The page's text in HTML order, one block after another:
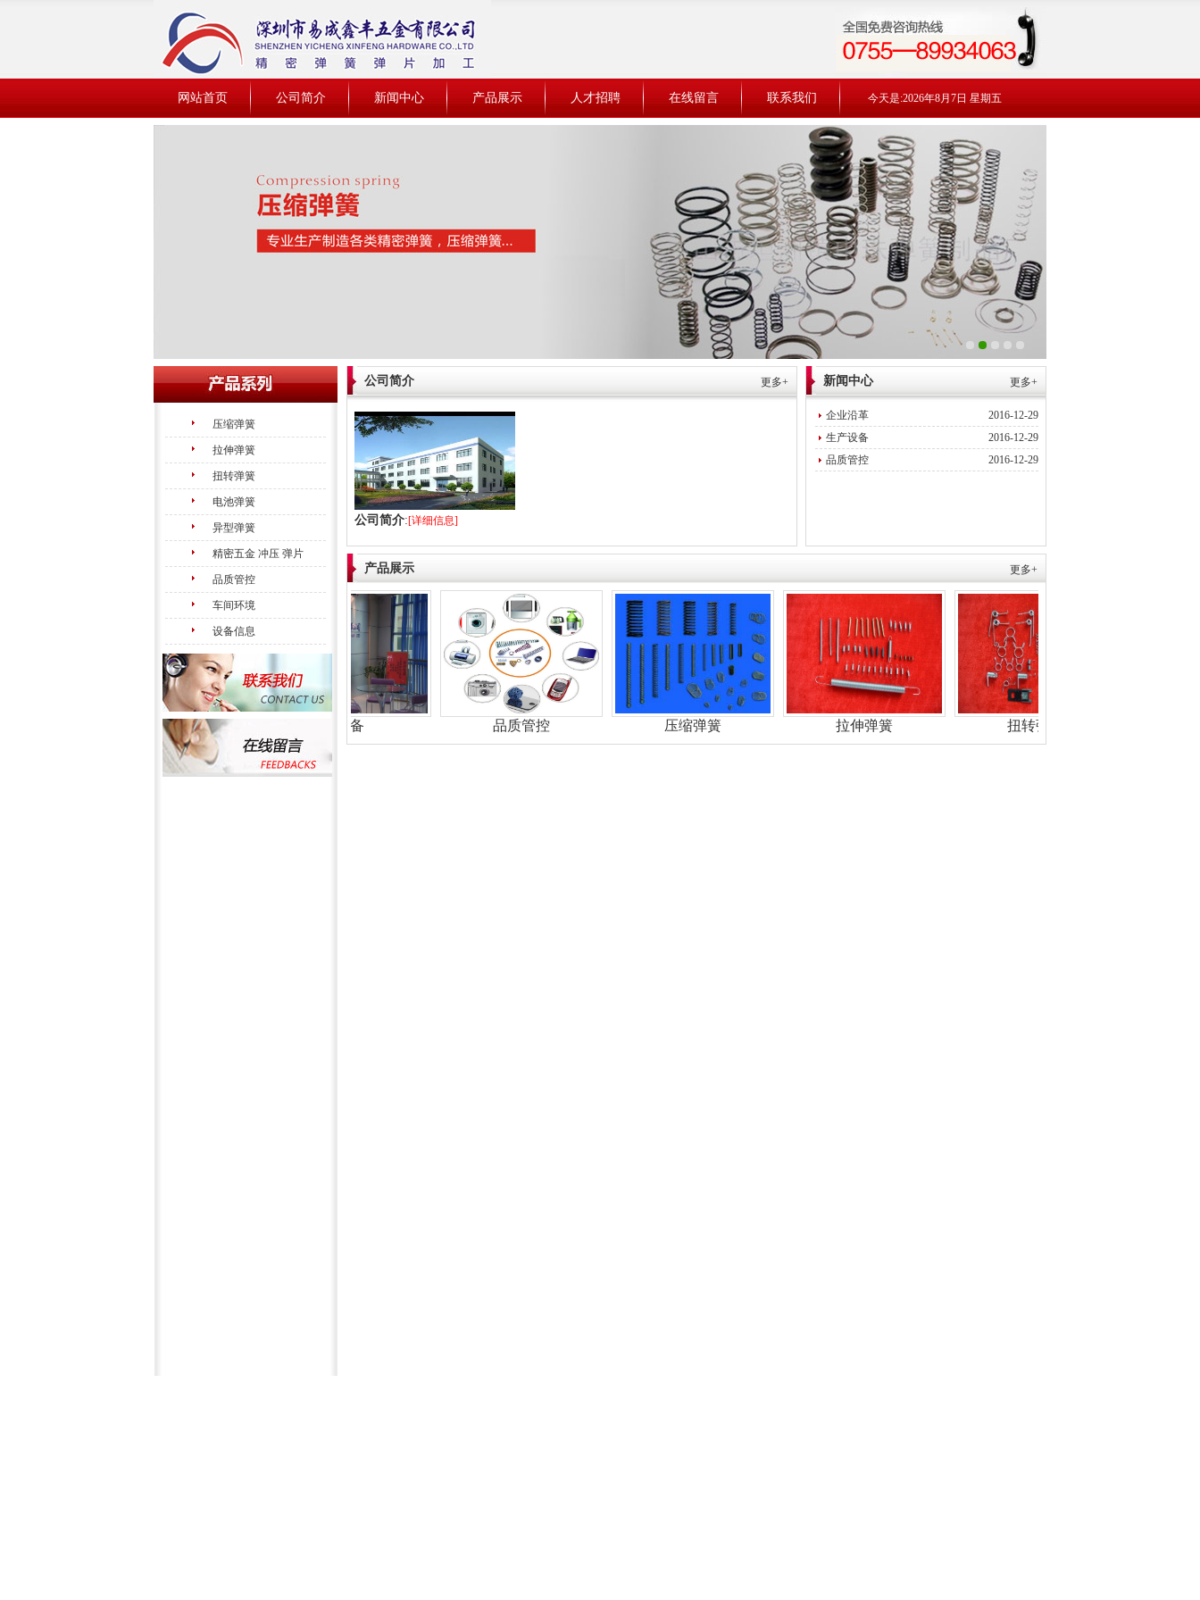
网站首页 公司简介 新闻中心 产品展示 人才招聘 在线留言 联系我们 今天是:2026年8月7日 星期五
压缩弹簧
拉伸弹簧
扭转弹簧
电池弹簧
异型弹簧
精密五金 冲压 弹片
品质管控
车间环境
设备信息
公司简介 更多+
公司简介:[详细信息]
新闻中心 更多+
2016-12-29
企业沿革
2016-12-29
生产设备
2016-12-29
品质管控
产品展示 更多+
车间环境 品质管控 压缩弹簧 拉伸弹簧 扭转弹簧